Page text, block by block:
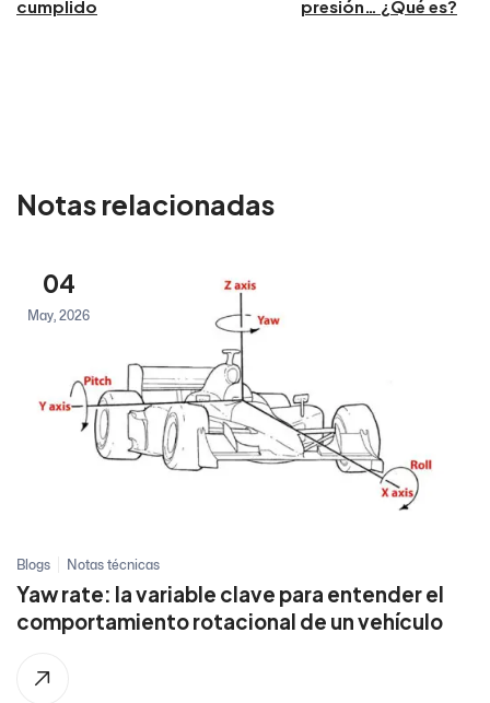
cumplido
presión… ¿Qué es?
Notas relacionadas
04
May, 2026
Blogs Notas técnicas
Yaw rate: la variable clave para entender el
comportamiento rotacional de un vehículo